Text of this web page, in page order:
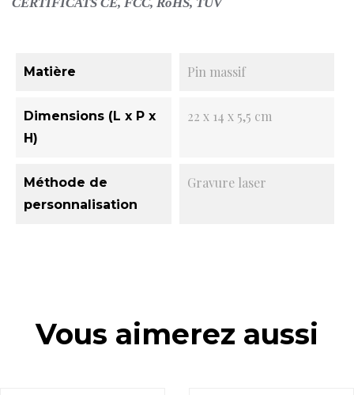
Matière Pin massif
Dimensions (L x P x
H)
22 x 14 x 5,5 cm
Méthode de
personnalisation
Gravure laser
Vous aimerez aussi